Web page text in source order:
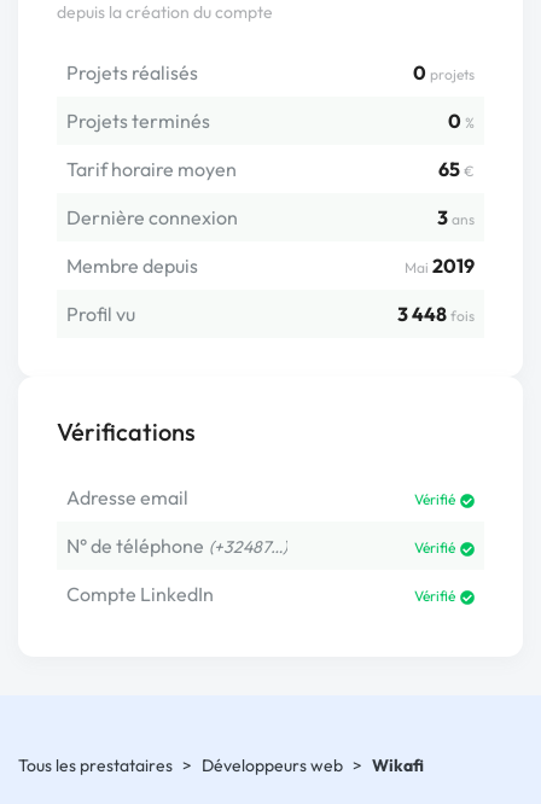
depuis la création du compte
Projets réalisés 0 projets
Projets terminés 0 %
Tarif horaire moyen 65 €
Dernière connexion 3 ans
Membre depuis Mai 2019
Profil vu
3 448 fois
Vérifications
Adresse email Vérifié
N° de téléphone (+32487…) Vérifié
Compte LinkedIn Vérifié
Tous les prestataires > Développeurs web > Wikafi